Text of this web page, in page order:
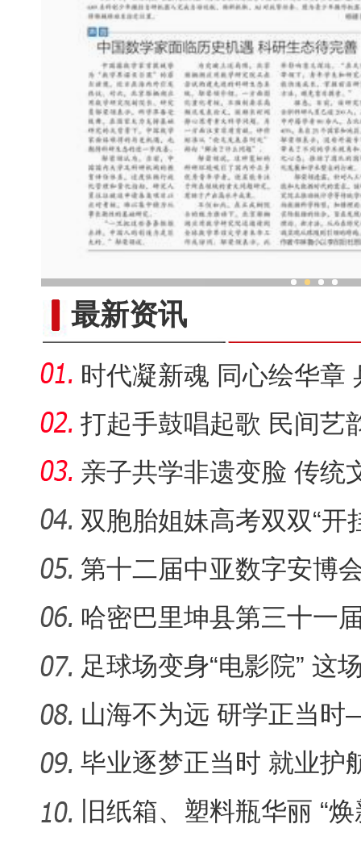
最新资讯
时代凝新魂 同心绘华章
彩上演
打起手鼓唱起歌 民间艺
新疆民间
亲子共学非遗变脸 传统
双胞胎姐妹高考双双“开
大，一个
第十二届中亚数字安博
举办
哈密巴里坤县第三十一
赛开赛
足球场变身“电影院” 这
化“夜空
山海不为远 研学正当
育走深走
毕业逐梦正当时 就业护
旧纸箱、塑料瓶华丽 “